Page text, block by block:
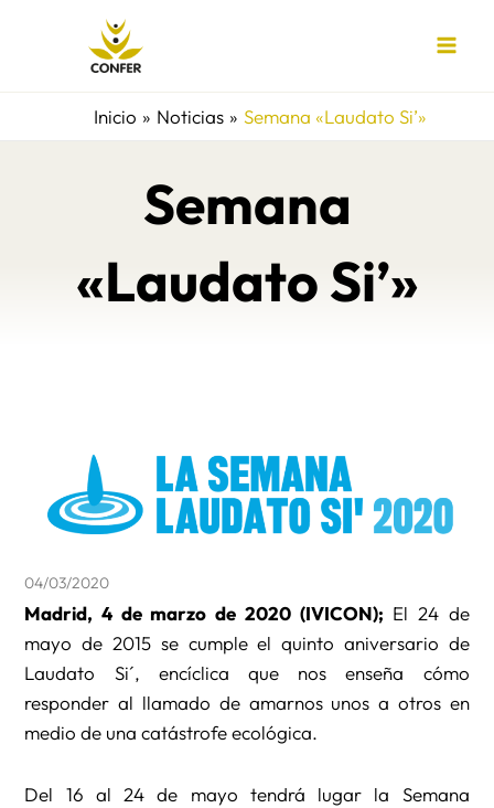
Inicio
Noticias Semana «Laudato Si’»
Semana
«Laudato Si’»
04/03/2020
Madrid, 4 de marzo de 2020 (IVICON); El 24 de
mayo de 2015 se cumple el quinto aniversario de
Laudato Si´, encíclica que nos enseña cómo
responder al llamado de amarnos unos a otros en
medio de una catástrofe ecológica.
Del 16 al 24 de mayo tendrá lugar la Semana